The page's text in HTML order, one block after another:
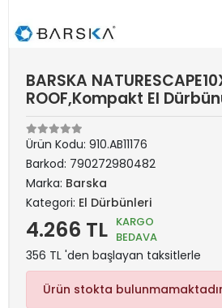
BARSKA
ROOF,Kompakt El
Ürün Kodu: 910.AB11176
Barkod: 790272980482
Marka: Barska
Kategori: El Dürbünleri
4.266 TL KARGO
BEDAVA
356 TL 'den başlayan taksitlerle
Ürün stokta